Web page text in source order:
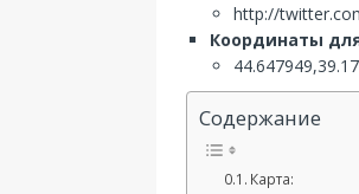
http://
Координаты
Содержание
Карта: